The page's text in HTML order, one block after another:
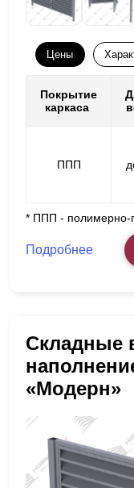
Цены
Покрытие
каркаса
ППП
* ППП - полимерно-
Подробнее
Складные
«Модерн»